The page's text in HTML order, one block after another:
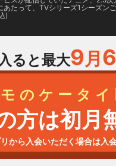
たって、TVシリーズ1シーズンご
)
ると最大9月 6
モのケータ
方は初月
から入会いただく場合は入